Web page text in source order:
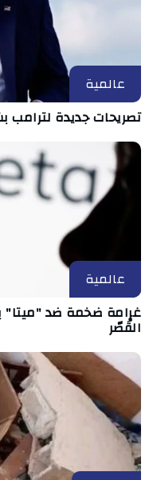
عالمية
تصريحات جديدة لترامب
عالمية
غرامة ضخمة ضد "ميتا"
القُصّر